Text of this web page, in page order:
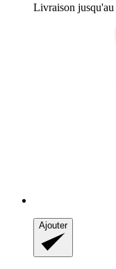
Livraison jusqu'au
Ajouter